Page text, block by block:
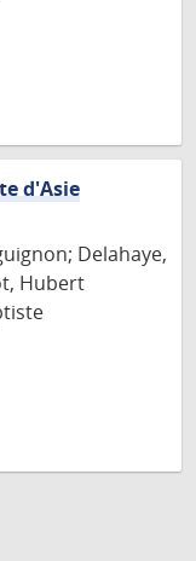
d'Asie
Delahaye,
Hubert